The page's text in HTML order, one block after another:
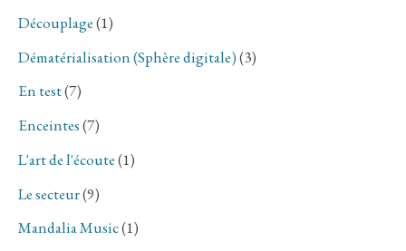
Découplage(1)
Dématérialisation (Sphère digitale)(3)
En test(7)
Enceintes(7)
L'art de l'écoute(1)
Le secteur(9)
Mandalia Music(1)